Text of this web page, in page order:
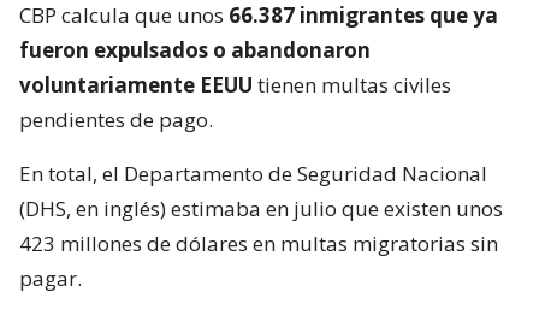
CBP calcula que unos 66.387 inmigrantes que ya
fueron expulsados o abandonaron
voluntariamente EEUU tienen multas civiles
pendientes de pago.
En total, el Departamento de Seguridad Nacional
(DHS, en inglés) estimaba en julio que existen unos
423 millones de dólares en multas migratorias sin
pagar.